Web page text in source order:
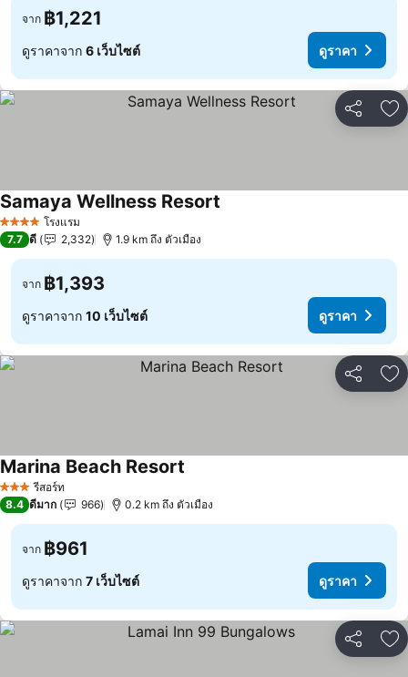
จาก ฿1,221
ดูราคาจาก 6 เว็บไซต์ ดูราคา
แชร์ เ
4 ดาว โรงแรม
Samaya Wellness Resort
7.7 ดี 2,332 1.9 km ถึง ตัวเมือง
จาก ฿1,393
ดูราคาจาก 10 เว็บไซต์ ดูราคา
แชร์ เ
3 ดาว รีสอร์ท
Marina Beach Resort
8.4 ดีมาก 966 0.2 km ถึง ตัวเมือง
จาก ฿961
ดูราคาจาก 7 เว็บไซต์ ดูราคา
แชร์ เ